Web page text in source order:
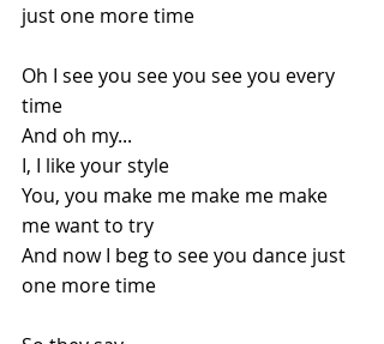
just one more time
Oh I see you see you see you every
time
And oh my...
I, I like your style
You, you make me make me make
me want to try
And now I beg to see you dance just
one more time